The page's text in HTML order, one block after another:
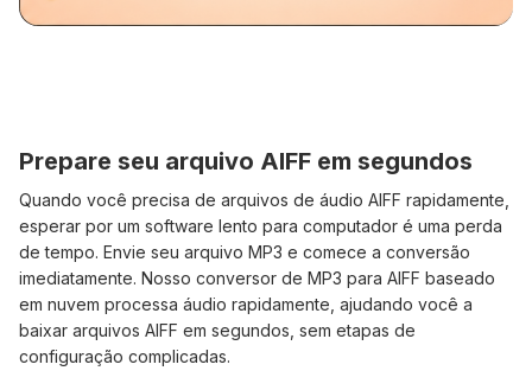
Prepare seu arquivo AIFF em segundos
Quando você precisa de arquivos de áudio AIFF rapidamente,
esperar por um software lento para computador é uma perda
de tempo. Envie seu arquivo MP3 e comece a conversão
imediatamente. Nosso conversor de MP3 para AIFF baseado
em nuvem processa áudio rapidamente, ajudando você a
baixar arquivos AIFF em segundos, sem etapas de
configuração complicadas.